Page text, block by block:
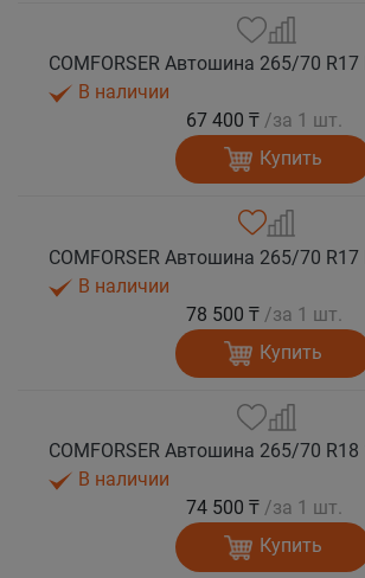
В наличии
67 400 ₸ /за 1 шт.
Купить
В наличии
78 500 ₸ /за 1 шт.
Купить
В наличии
74 500 ₸ /за 1 шт.
Купить